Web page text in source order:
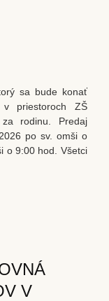
sa bude konať
priestoroch ZŠ
rodinu. Predaj
po sv. omši o
o 9:00 hod. Všetci
V